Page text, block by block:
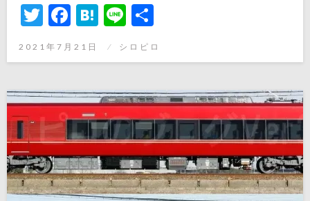
Twitter
Facebook
Hatena
Line
有
投
日:
2021年7月21日 シロピロ